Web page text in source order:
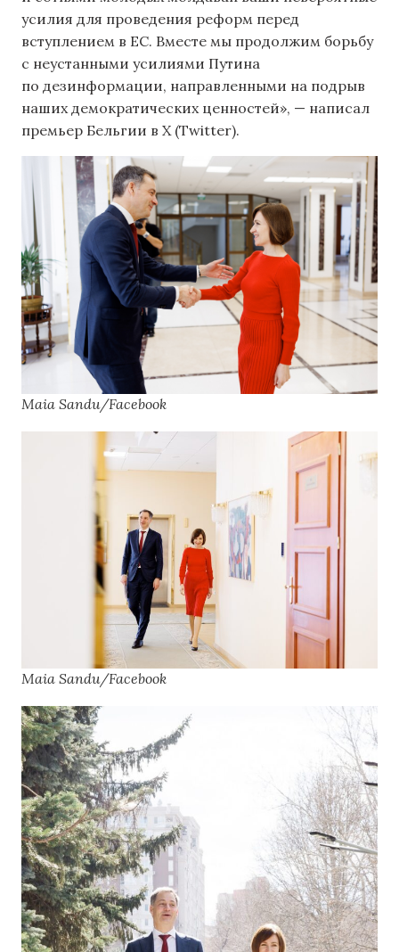
усилия для проведения реформ перед
вступлением в ЕС. Вместе мы продолжим борьбу
с неустанными усилиями Путина
по дезинформации, направленными на подрыв
наших демократических ценностей», — написал
премьер Бельгии в X (Twitter).
Maia Sandu/Facebook
Maia Sandu/Facebook